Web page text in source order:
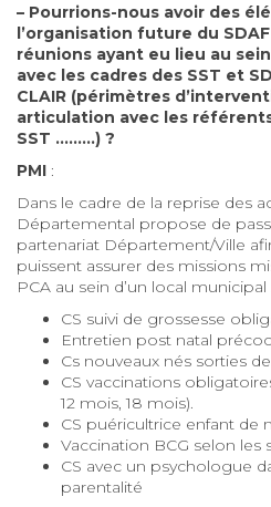
– Pourrions-nous avoir des
l’organisation future du
réunions ayant eu lieu au sein
avec les cadres des SST et
CLAIR (périmètres
articulation avec les
SST ………) ?
PMI :
Dans le cadre de la reprise des
Départemental propose de
partenariat Département/Ville
puissent assurer des missions
PCA au sein d’un local municipal
CS suivi de grossesse
Entretien post natal
Cs nouveaux nés sorties
CS vaccinations
12 mois, 18 mois).
CS puéricultrice enfant de
Vaccination BCG selon les
CS avec un psychologue
parentalité